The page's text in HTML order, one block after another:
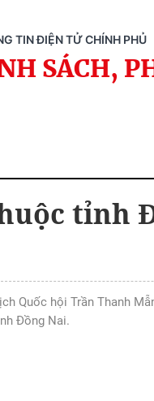
TIN ĐIỆN TỬ CHÍNH PHỦ
SÁCH,
tỉnh
Quốc hội Trần Thanh
Đồng Nai.